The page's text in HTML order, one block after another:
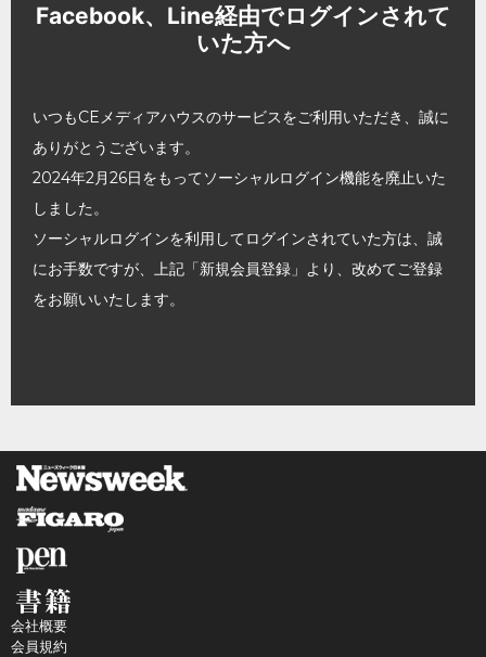
Facebook、Line経由でログインされて
いた方へ
いつもCEメディアハウスのサービスをご利用いただき、誠に
ありがとうございます。
2024年2月26日をもってソーシャルログイン機能を廃止いた
しました。
ソーシャルログインを利用してログインされていた方は、誠
にお手数ですが、上記「新規会員登録」より、改めてご登録
をお願いいたします。
会社概要
会員規約